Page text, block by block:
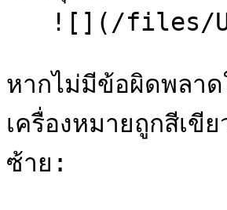
หากไม่มีข้อผิดพลา
เครื่องหมายถูกสี
ซ้าย: